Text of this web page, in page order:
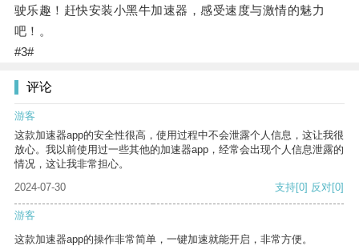
驶乐趣！赶快安装小黑牛加速器，感受速度与激情的魅力
吧！。
#3#
评论
游客
这款加速器app的安全性很高，使用过程中不会泄露个人信息，这让我很
放心。我以前使用过一些其他的加速器app，经常会出现个人信息泄露的
情况，这让我非常担心。
2024-07-30
支持[0] 反对[0]
游客
这款加速器app的操作非常简单，一键加速就能开启，非常方便。